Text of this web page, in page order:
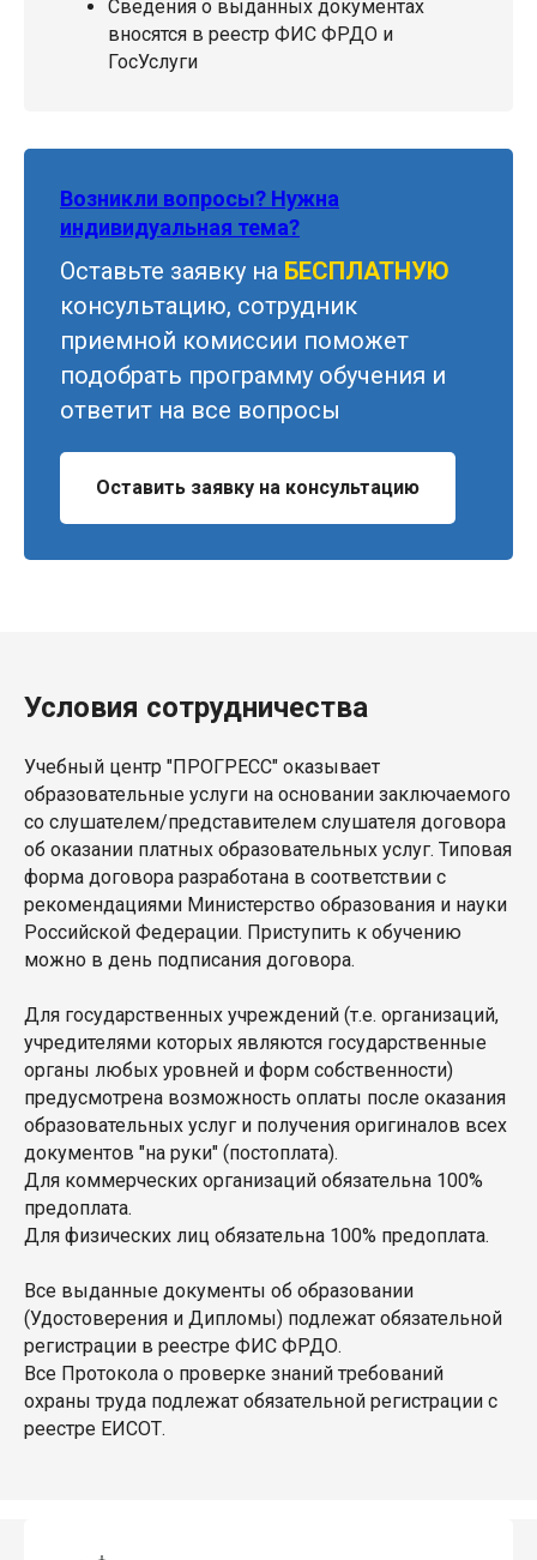
Сведения о выданных документах
вносятся в реестр ФИС ФРДО и
ГосУслуги
Возникли вопросы? Нужна
индивидуальная тема?
Оставьте заявку на БЕСПЛАТНУЮ
консультацию, сотрудник
приемной комиссии поможет
подобрать программу обучения и
ответит на все вопросы
Оставить заявку на консультацию
Условия сотрудничества
Учебный центр "ПРОГРЕСС" оказывает
образовательные услуги на основании заключаемого
со слушателем/представителем слушателя договора
об оказании платных образовательных услуг. Типовая
форма договора разработана в соответствии с
рекомендациями Министерство образования и науки
Российской Федерации. Приступить к обучению
можно в день подписания договора.
Для государственных учреждений (т.е. организаций,
учредителями которых являются государственные
органы любых уровней и форм собственности)
предусмотрена возможность оплаты после оказания
образовательных услуг и получения оригиналов всех
документов "на руки" (постоплата).
Для коммерческих организаций обязательна 100%
предоплата.
Для физических лиц обязательна 100% предоплата.
Все выданные документы об образовании
(Удостоверения и Дипломы) подлежат обязательной
регистрации в реестре ФИС ФРДО.
Все Протокола о проверке знаний требований
охраны труда подлежат обязательной регистрации с
реестре ЕИСОТ.